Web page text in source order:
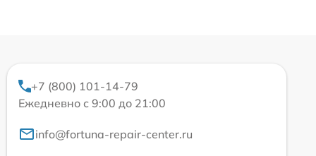
+7 (800) 101-14-79
Ежедневно с 9:00 до 21:00
info@fortuna-repair-center.ru